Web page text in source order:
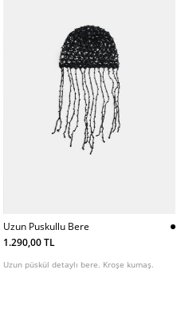
Uzun Puskullu Bere
1.290,00 TL
Uzun püskül detaylı bere. Kroşe kumaş.